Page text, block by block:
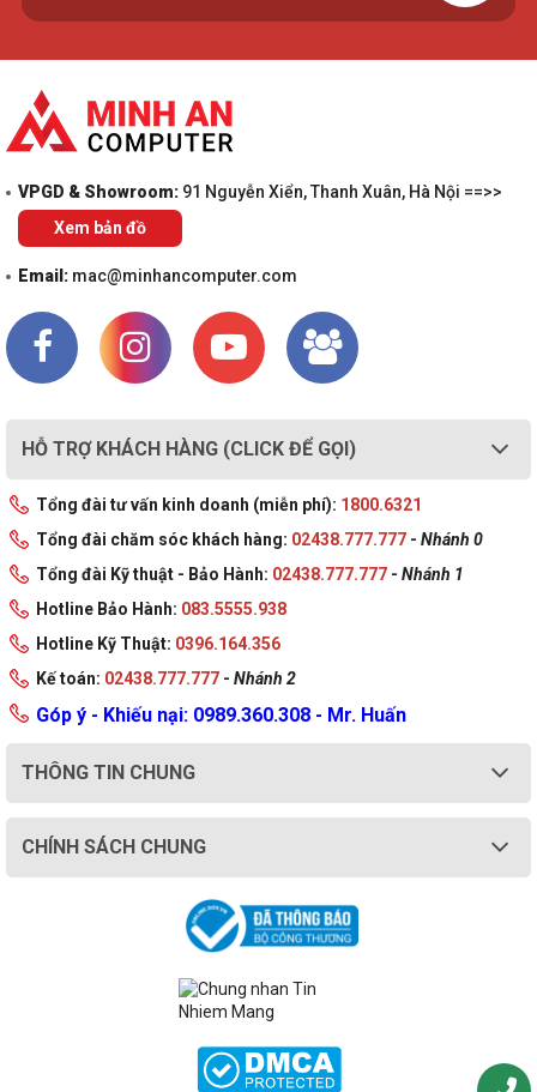
VPGD & Showroom: 91 Nguyễn Xiển, Thanh Xuân, Hà Nội ==>>
Xem bản đồ
Email: mac@minhancomputer.com
HỖ TRỢ KHÁCH HÀNG (CLICK ĐỂ GỌI)
Tổng đài tư vấn kinh doanh (miễn phí): 1800.6321
Tổng đài chăm sóc khách hàng: 02438.777.777 - Nhánh 0
Tổng đài Kỹ thuật - Bảo Hành: 02438.777.777 - Nhánh 1
Hotline Bảo Hành: 083.5555.938
Hotline Kỹ Thuật: 0396.164.356
Kế toán: 02438.777.777 - Nhánh 2
Góp ý - Khiếu nại: 0989.360.308 - Mr. Huấn
THÔNG TIN CHUNG
CHÍNH SÁCH CHUNG